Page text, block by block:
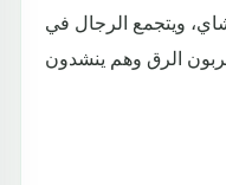
ويتجمع الرجال في